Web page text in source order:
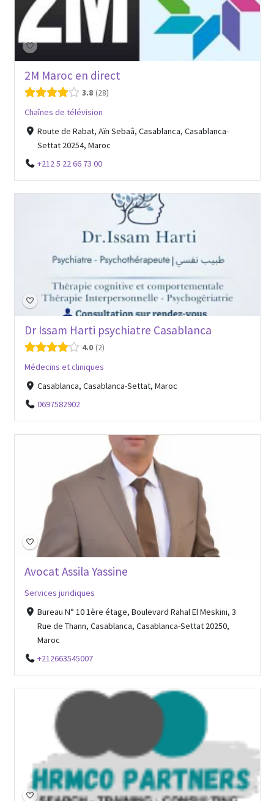
2M Maroc en direct
3.8 28
Chaînes de télévision
Route de Rabat, Aïn Sebaâ, Casablanca, Casablanca-
Settat 20254, Maroc
+212 5 22 66 73 00
Dr Issam Harti psychiatre Casablanca
4.0 2
Médecins et cliniques
Casablanca, Casablanca-Settat, Maroc
0697582902
Avocat Assila Yassine
Services juridiques
Bureau N° 10 1ère étage, Boulevard Rahal El Meskini, 3
Rue de Thann, Casablanca, Casablanca-Settat 20250,
Maroc
+212663545007